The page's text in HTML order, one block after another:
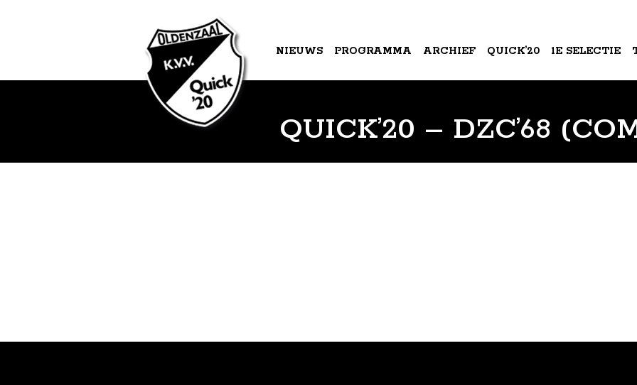
NIEUWS PROGRAMMA ARCHIEF QUICK’20 1E SELECTIE
QUICK’20 – DZC’68